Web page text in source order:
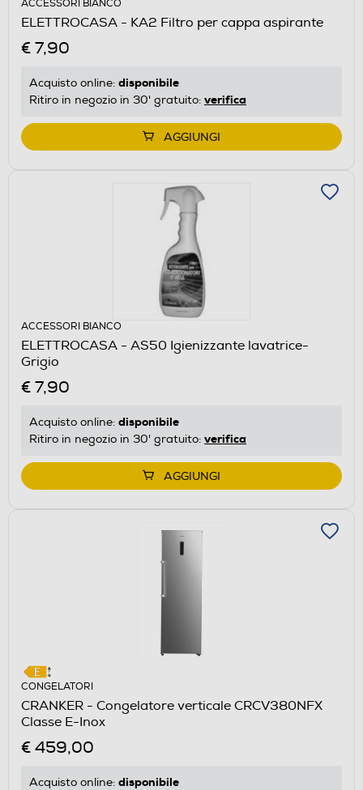
ACCESSORI BIANCO
ELETTROCASA - KA2 Filtro per cappa aspirante
€ 7,90
Acquisto online: disponibile
Ritiro in negozio in 30' gratuito: verifica
AGGIUNGI
ACCESSORI BIANCO
ELETTROCASA - AS50 Igienizzante lavatrice-
Grigio
€ 7,90
Acquisto online: disponibile
Ritiro in negozio in 30' gratuito: verifica
AGGIUNGI
CONGELATORI
CRANKER - Congelatore verticale CRCV380NFX
Classe E-Inox
€ 459,00
Acquisto online: disponibile